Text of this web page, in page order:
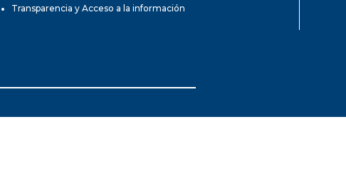
Transparencia y Acceso a la información